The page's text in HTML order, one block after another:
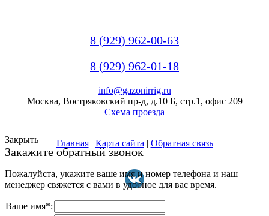
8 (929) 962-00-63
8 (929) 962-01-18
info@gazonirrig.ru
Москва, Востряковский пр-д, д.10 Б, стр.1, офис 209
Схема проезда
Главная| Карта сайта | Обратная связь
Закрыть
Закажите обратный звонок
Пожалуйста, укажите ваше имя и номер телефона и наш
менеджер свяжется с вами в удобное для вас время.
Ваше имя*: